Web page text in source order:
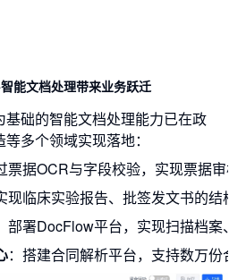
能文档处理带来业务跃迁
础的智能文档处理能力已在政
多个领域实现落地：
票据OCR与字段校验，实现票据审
现临床实验报告、批签发文书的结
部署DocFlow平台，实现扫描档案
：搭建合同解析平台，支持数万份